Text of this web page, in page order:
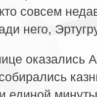
совсем
него,
оказались
единой